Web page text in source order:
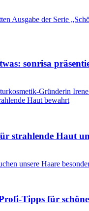
sonrisa
strahlende Haut
Tipps für